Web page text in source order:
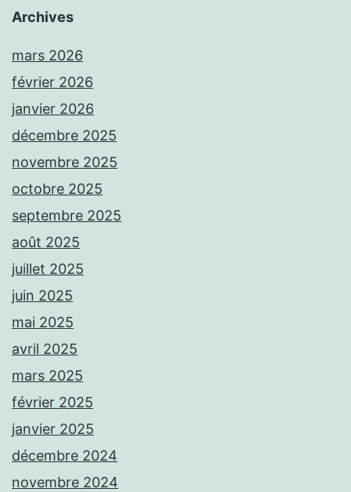
Archives
mars 2026
février 2026
janvier 2026
décembre 2025
novembre 2025
octobre 2025
septembre 2025
août 2025
juillet 2025
juin 2025
mai 2025
avril 2025
mars 2025
février 2025
janvier 2025
décembre 2024
novembre 2024